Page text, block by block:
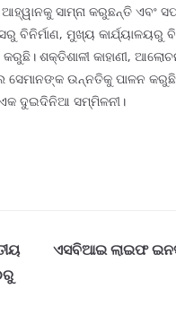
ସାମ୍ନା କରୁଛନ୍ତି ଏବଂ
ବିନିର୍ମାଣ, ମୁଖ୍ୟ
ଶକ୍ତିଶାଳୀ କାହାଣୀ,
ଉନ୍ନତିକୁ ପାଳନ
ଏକ ଦୁଇଦିନିଆ ସମ୍ମିଳନୀ।
ଏସବିଆଇ ଲାଇଫ